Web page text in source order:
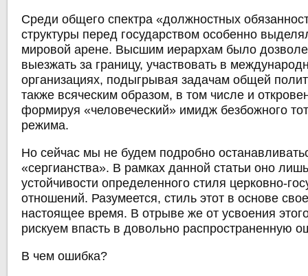
Среди общего спектра «должностных
структуры перед государством особенно
мировой арене. Высшим иерархам было
выезжать за границу, участвовать в
организациях, подыгрывая задачам общей
также всяческим образом, в том числе и
формируя «человеческий» имидж безбожного
режима.
Но сейчас мы не будем подробно
«сергианства». В рамках данной статьи оно
устойчивости определенного стиля церковно-
отношений. Разумеется, стиль этот в основе
настоящее время. В отрыве же от усвоения
рискуем впасть в довольно распространенную
В чем ошибка?